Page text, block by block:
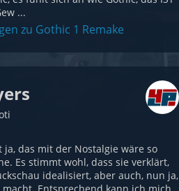
...
zu Gothic 1 Remake
ja, das mit der Nostalgie wäre so
Es stimmt wohl, dass sie verklärt,
idealisiert, aber auch, nun ja,